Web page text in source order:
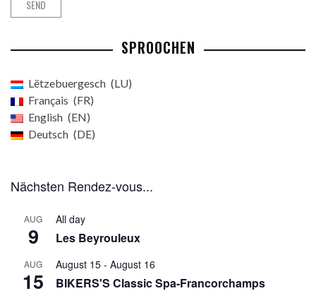
SPROOCHEN
Lëtzebuergesch
LU
Français
FR
English
EN
Deutsch
DE
Nächsten Rendez-vous...
AUG
9
All day
Les Beyrouleux
AUG
15
August 15 - August 16
BIKERS'S Classic Spa-Francorchamps